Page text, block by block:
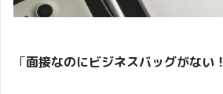
「面接なのにビジネスバッグがない！